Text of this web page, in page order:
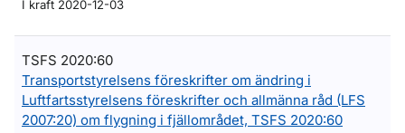
I kraft 2020-12-03
TSFS 2020:60
Transportstyrelsens föreskrifter om ändring i
Luftfartsstyrelsens föreskrifter och allmänna råd (LFS
2007:20) om flygning i fjällområdet, TSFS 2020:60